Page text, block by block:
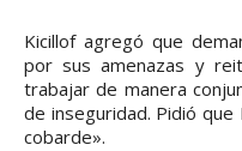
Kicillof agregó que
por sus amenazas y
trabajar de manera
de inseguridad. Pidió
cobarde».